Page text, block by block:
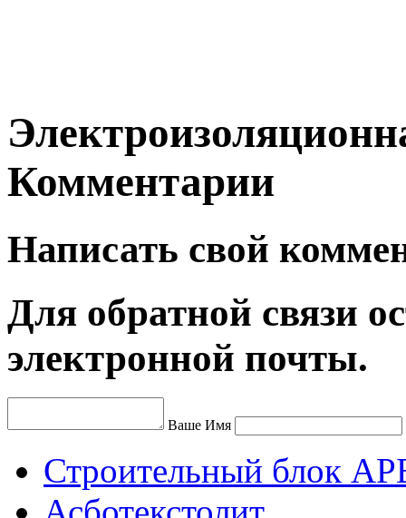
Комментарии
Написать свой
Для обратной связи
электронной почты.
Ваше Имя
Строительный блок